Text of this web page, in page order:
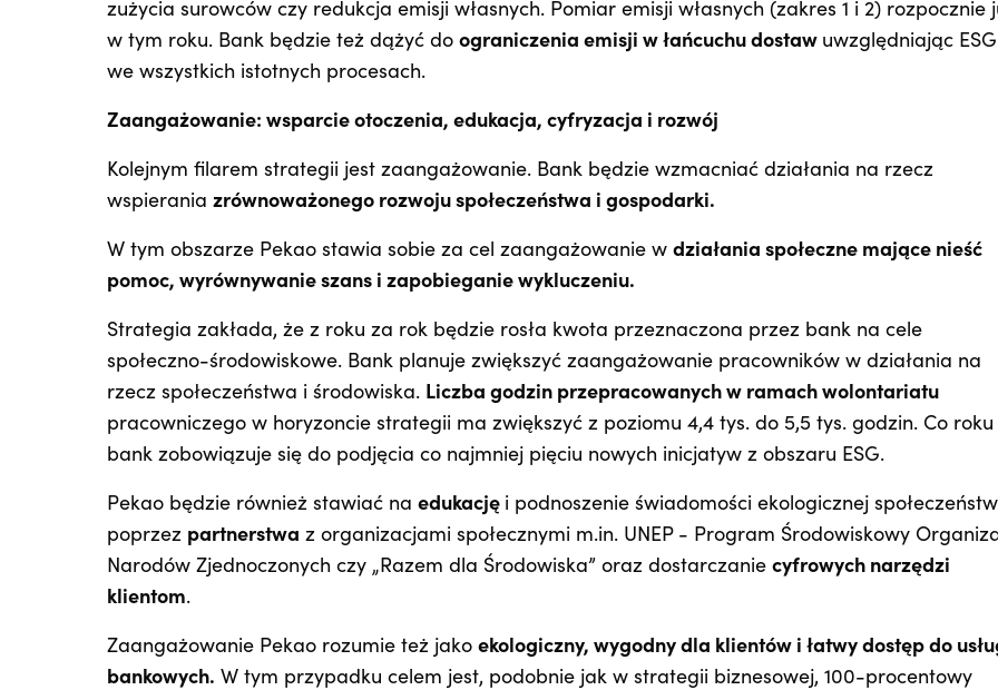
zużycia surowców czy redukcja emisji własnych. Pomiar emisji własnych (zakres 1 i 2) rozpocznie
w tym roku. Bank będzie też dążyć do ograniczenia emisji w łańcuchu dostaw uwzględniając ESG
we wszystkich istotnych procesach.
Zaangażowanie: wsparcie otoczenia, edukacja, cyfryzacja i rozwój
Kolejnym filarem strategii jest zaangażowanie. Bank będzie wzmacniać działania na rzecz
wspierania zrównoważonego rozwoju społeczeństwa i gospodarki.
W tym obszarze Pekao stawia sobie za cel zaangażowanie w działania społeczne mające nieść
pomoc, wyrównywanie szans i zapobieganie wykluczeniu.
Strategia zakłada, że z roku za rok będzie rosła kwota przeznaczona przez bank na cele
społeczno-środowiskowe. Bank planuje zwiększyć zaangażowanie pracowników w działania na
rzecz społeczeństwa i środowiska. Liczba godzin przepracowanych w ramach wolontariatu
pracowniczego w horyzoncie strategii ma zwiększyć z poziomu 4,4 tys. do 5,5 tys. godzin. Co roku
bank zobowiązuje się do podjęcia co najmniej pięciu nowych inicjatyw z obszaru ESG.
Pekao będzie również stawiać na edukację i podnoszenie świadomości ekologicznej
poprzez partnerstwa z organizacjami społecznymi m.in. UNEP - Program Środowiskowy
Narodów Zjednoczonych czy „Razem dla Środowiska” oraz dostarczanie cyfrowych narzędzi
klientom.
Zaangażowanie Pekao rozumie też jako ekologiczny, wygodny dla klientów i łatwy dostęp do
bankowych. W tym przypadku celem jest, podobnie jak w strategii biznesowej, 100-procentowy